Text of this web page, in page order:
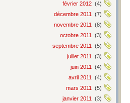
février 2012 (4)
décembre 2011
(7)
novembre 2011
(8)
octobre 2011
(3)
septembre 2011
(5)
juillet 2011
(3)
juin 2011
(4)
avril 2011
(4)
mars 2011
(5)
janvier 2011
(3)